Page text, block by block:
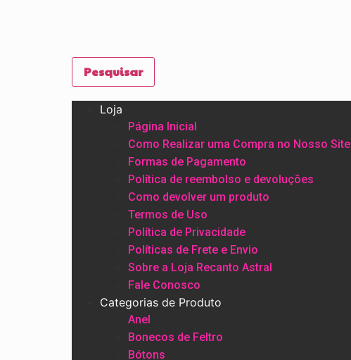
Pesquisar
Loja
Página Inicial
Como Realizar uma Compra no Nosso Site
Formas de Pagamento
Política de reembolso e devoluções
Como devolver um produto
Termos de Uso
Política de Privacidade
Políticas de Frete e Envio
Sobre a Loja Recanto Astral
Fale Conosco
Categorias de Produto
Anel
Bonecos de Feltro
Bótons